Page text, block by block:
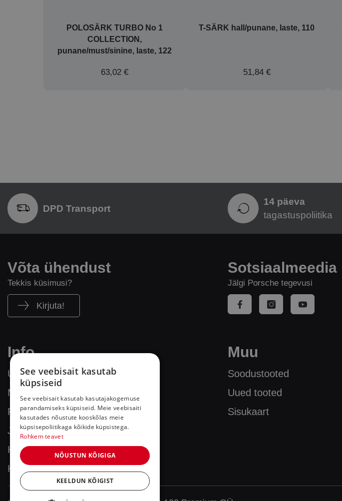
POLOSÄRK TURBO No 1
COLLECTION,
punane/must/sinine, laste, 122
63,02 €
T-SÄRK hall/punane, laste, 110
51,84 €
DPD Transport
14 päeva
tagastuspoliitika
Võta ühendust
Tekkis küsimusi?
Kirjuta!
Sotsiaalmeedia
Jälgi Porsche tegevusi
Info
Üld- ja ostutingimused
Makse- ja tarnetingimused
Privaatsuspoliitika
Juriidiline teave
Küpsiste kasutamine
Kontakt
Muu
Soodustooted
Uued tooted
Sisukaart
See veebisait kasutab
küpsiseid
See veebisait kasutab kasutajakogemuse
parandamiseks küpsiseid. Meie veebisaiti
kasutades nõustute kooskõlas meie
küpsisepoliitikaga kõikide küpsistega.
Rohkem teavet
NÕUSTUN KÕIGIGA
KEELDUN KÕIGIST